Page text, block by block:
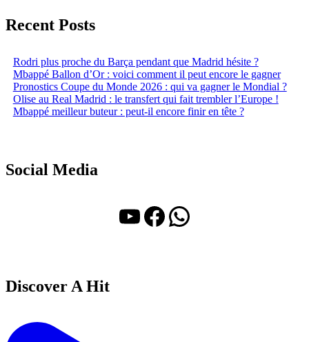
Recent Posts
Rodri plus proche du Barça pendant que Madrid hésite ?
Mbappé Ballon d’Or : voici comment il peut encore le gagner
Pronostics Coupe du Monde 2026 : qui va gagner le Mondial ?
Olise au Real Madrid : le transfert qui fait trembler l’Europe !
Mbappé meilleur buteur : peut-il encore finir en tête ?
Social Media
YouTube
Facebook
WhatsApp
Discover A Hit